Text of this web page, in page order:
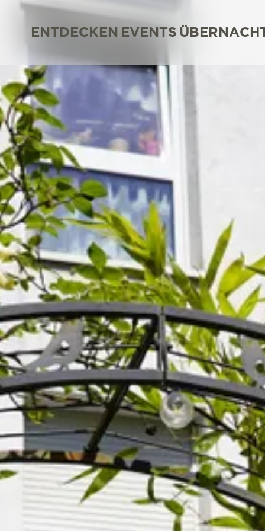
ENTDECKEN EVENTS